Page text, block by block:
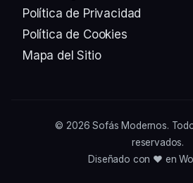
Política de Privacidad
Política de Cookies
Mapa del Sitio
© 2026Sofás Modernos.
reservados.
Diseñado con ❤️ en